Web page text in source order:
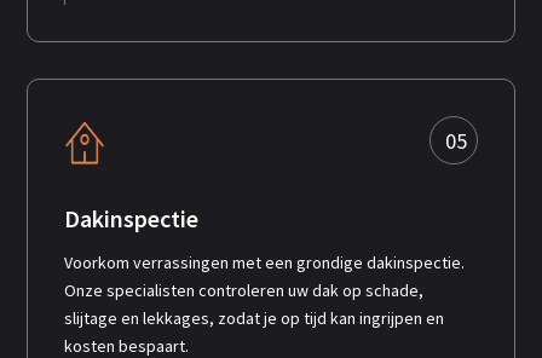
05
Dakinspectie
Voorkom verrassingen met een grondige dakinspectie.
Onze specialisten controleren uw dak op schade,
slijtage en lekkages, zodat je op tijd kan ingrijpen en
kosten bespaart.